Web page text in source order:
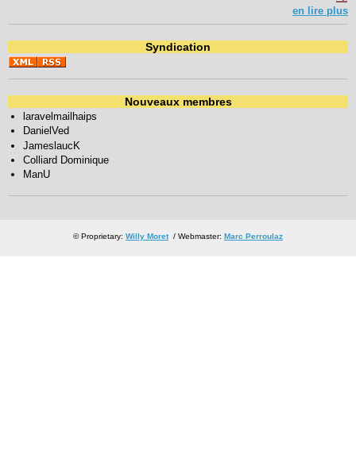
en lire plus
Syndication
Nouveaux membres
laravelmailhaips
DanielVed
JameslaucK
Colliard Dominique
ManU
© Proprietary: Willy Moret/ Webmaster: Marc Perroulaz